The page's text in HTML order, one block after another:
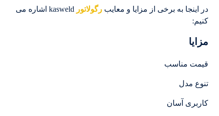
در اینجا به برخی از مزایا و معایبرگولاتور
kasweld اشاره می
کنیم:
مزایا
قیمت مناسب
تنوع مدل
کاربری آسان